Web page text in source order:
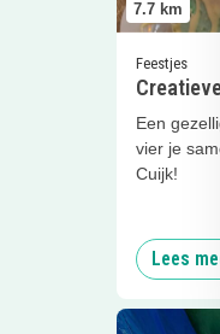
7.7 km
Feestjes
Een
vier je
Cuijk!
Lees
Lees meer